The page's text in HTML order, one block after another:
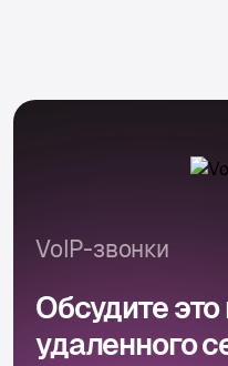
VoIP-звонки
Обсудите
удаленного